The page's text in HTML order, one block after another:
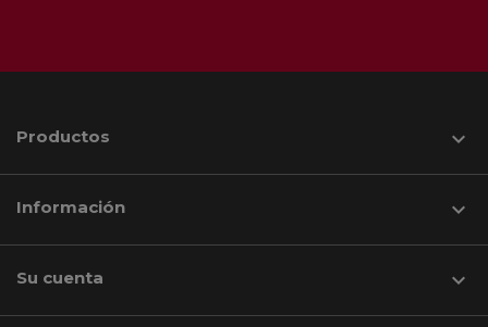
Productos 
Información 
Su cuenta 